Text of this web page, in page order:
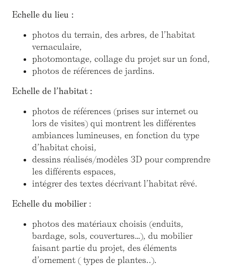
Echelle du lieu :
photos du terrain, des arbres, de l’habitat
vernaculaire,
photomontage, collage du projet sur un fond,
photos de références de jardins.
Echelle de l’habitat :
photos de références (prises sur internet ou
lors de visites) qui montrent les différentes
ambiances lumineuses, en fonction du type
d’habitat choisi,
dessins réalisés/modèles 3D pour comprendre
les différents espaces,
intégrer des textes décrivant l’habitat rêvé.
Echelle du mobilier:
photos des matériaux choisis (enduits,
bardage, sols, couvertures…), du mobilier
faisant partie du projet, des éléments
d’ornement ( types de plantes..).